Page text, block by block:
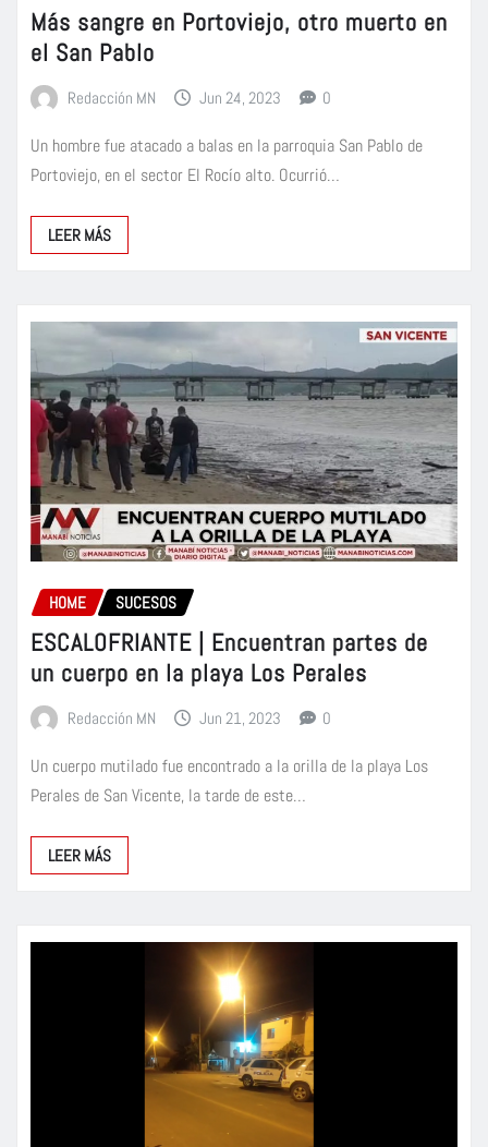
Más sangre en Portoviejo, otro muerto en
el San Pablo
Redacción MN Jun 24, 2023 0
Un hombre fue atacado a balas en la parroquia San Pablo de
Portoviejo, en el sector El Rocío alto. Ocurrió…
LEER MÁS
HOME SUCESOS
ESCALOFRIANTE | Encuentran partes de
un cuerpo en la playa Los Perales
Redacción MN Jun 21, 2023 0
Un cuerpo mutilado fue encontrado a la orilla de la playa Los
Perales de San Vicente, la tarde de este…
LEER MÁS